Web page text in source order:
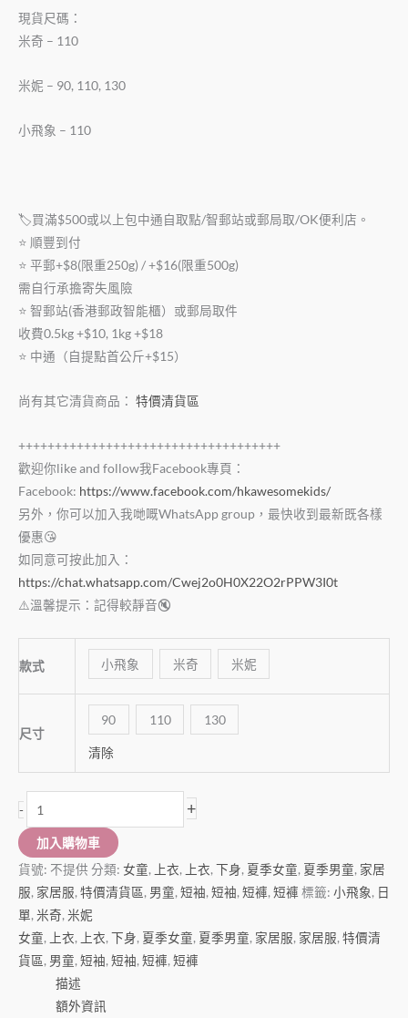
現貨尺碼：
米奇 – 110
米妮 – 90, 110, 130
小飛象 – 110
🏷買滿$500或以上包中通自取點/智郵站或郵局取/OK便利店。
⭐️ 順豐到付
⭐️ 平郵+$8(限重250g) / +$16(限重500g)
需自行承擔寄失風險
⭐️ 智郵站(香港郵政智能櫃）或郵局取件
收費0.5kg +$10, 1kg +$18
⭐️ 中通（自提點首公斤+$15）
尚有其它清貨商品： 特價清貨區
++++++++++++++++++++++++++++++++++++
歡迎你like and follow我Facebook專頁：
Facebook: https://www.facebook.com/hkawesomekids/
另外，你可以加入我哋嘅WhatsApp group，最快收到最新既各樣
優惠😘
如同意可按此加入：
https://chat.whatsapp.com/Cwej2o0H0X22O2rPPW3I0t
⚠️溫馨提示：記得較靜音🔇
款式 小飛象 米奇 米妮
尺寸
90 110 130
清除
- +
加入購物車
貨號: 不提供 分類: 女童, 上衣, 上衣, 下身, 夏季女童, 夏季男童, 家居
服, 家居服, 特價清貨區, 男童, 短袖, 短袖, 短褲, 短褲 標籤: 小飛象, 日
單, 米奇, 米妮
女童, 上衣, 上衣, 下身, 夏季女童, 夏季男童, 家居服, 家居服, 特價清
貨區, 男童, 短袖, 短袖, 短褲, 短褲
描述
額外資訊